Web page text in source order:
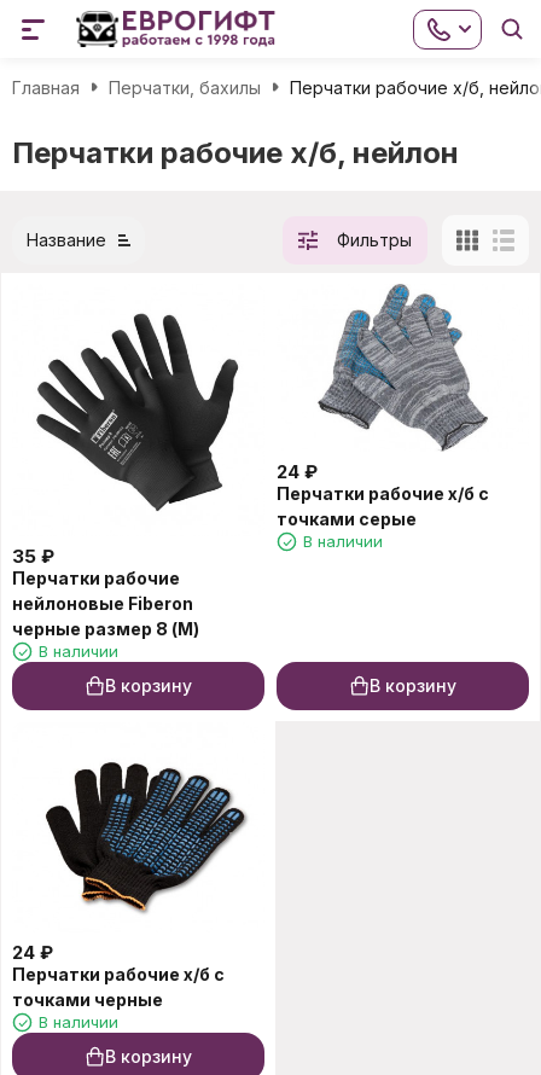
Главная Перчатки, бахилы Перчатки рабочие х/б,
Перчатки рабочие х/б, нейлон
Название Фильтры
35 ₽
Перчатки рабочие
нейлоновые Fiberon
черные размер 8 (М)
В наличии
В корзину
24 ₽
Перчатки рабочие х/б с
точками серые
В наличии
В корзину
24 ₽
Перчатки рабочие х/б с
точками черные
В наличии
В корзину